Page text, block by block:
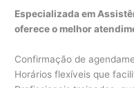
Especializada em
oferece o melhor
Confirmação de
Horários flexíveis que